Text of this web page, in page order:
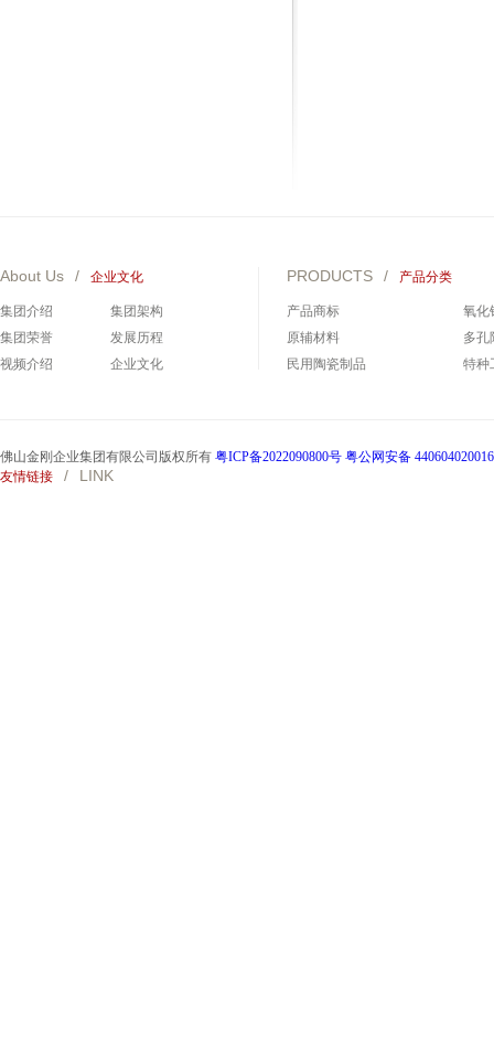
About Us / 企业文化
集团介绍
集团架构
集团荣誉
发展历程
视频介绍
企业文化
PRODUCTS / 产品分类
产品商标
氧化
原辅材料
多孔
民用陶瓷制品
特种
佛山金刚企业集团有限公司版权所有 粤ICP备2022090800号 粤公网安备
友情链接
/ LINK